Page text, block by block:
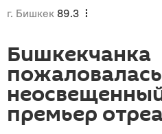
г. Бишкек 89.3
Бишкекчанка
премьер